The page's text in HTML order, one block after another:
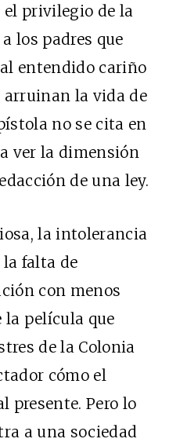
privilegio de la
los padres que
entendido cariño
arruinan la vida de
no se cita en
ver la dimensión
de una ley.
la intolerancia
falta de
con menos
la película que
de la Colonia
cómo el
presente. Pero lo
a una sociedad